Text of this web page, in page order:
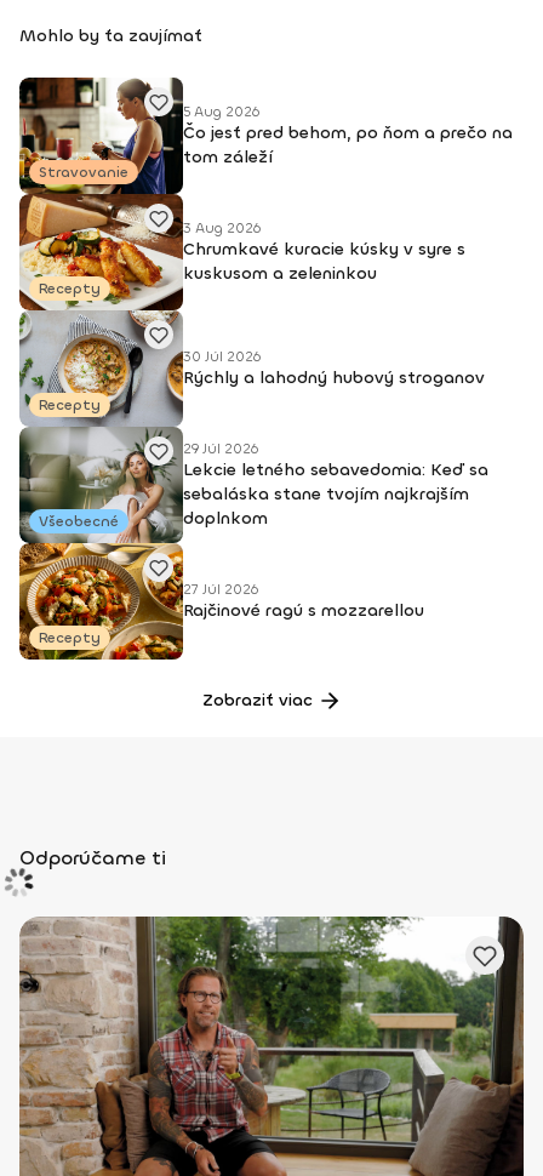
academy), Trnava, 2004 • Kurz tanečnej a pohybovej terapie
Mohlo by ťa zaujímať
Stravovanie
5 Aug 2026
Čo jesť pred behom, po ňom a prečo na
tom záleží
Recepty
3 Aug 2026
Chrumkavé kuracie kúsky v syre s
kuskusom a zeleninkou
Recepty
30 Júl 2026
Rýchly a lahodný hubový stroganov
Všeobecné
29 Júl 2026
Lekcie letného sebavedomia: Keď sa
sebaláska stane tvojím najkrajším
doplnkom
Recepty
27 Júl 2026
Rajčinové ragú s mozzarellou
Zobraziť viac
Odporúčame ti